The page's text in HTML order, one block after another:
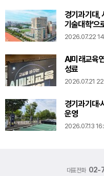
경기과기대,
기술대학’으
2026.07.22
AI미래교육
성료
2026.07.21
경기과기대·
운영
2026.07.13
대표전화 02-